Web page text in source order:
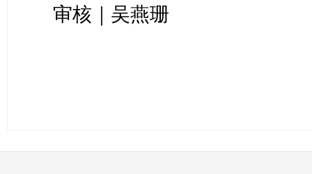
审核｜吴燕珊